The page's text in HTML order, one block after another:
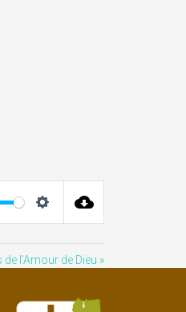
de l’Amour de Dieu »